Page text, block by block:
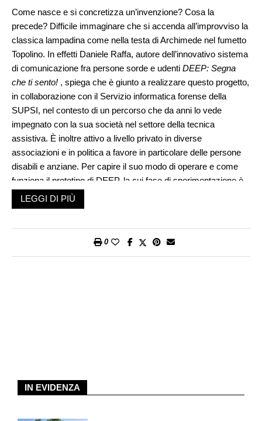
Come nasce e si concretizza un’invenzione? Cosa la
precede? Difficile immaginare che si accenda all’improvviso la
classica lampadina come nella testa di Archimede nel fumetto
Topolino. In effetti Daniele Raffa, autore dell’innovativo sistema
di comunicazione fra persone sorde e udenti DEEP: Segna
che ti sento! , spiega che è giunto a realizzare questo progetto,
in collaborazione con il Servizio informatica forense della
SUPSI, nel contesto di un percorso che da anni lo vede
impegnato con la sua società nel settore della tecnica
assistiva. È inoltre attivo a livello privato in diverse
associazioni e in politica a favore in particolare delle persone
disabili e anziane. Per capire il suo modo di operare e come
funziona il prototipo di DEEP, la cui fase di sperimentazione è
appena stata avviata nel Comune di Mendrisio, siamo andati a
trovarlo nel suo ufficio situato proprio nel nucleo di Mendrisio.
sportello dell’Ufficio controllo abitanti del Magnifico Borgo. È
comunica con la persona non udente attraverso la LIS.
LEGGI DI PIÙ
0
IN EVIDENZA